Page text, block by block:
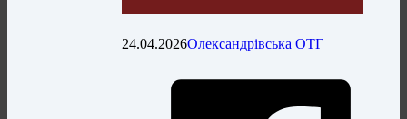
24.04.2026Олександрівська ОТГ